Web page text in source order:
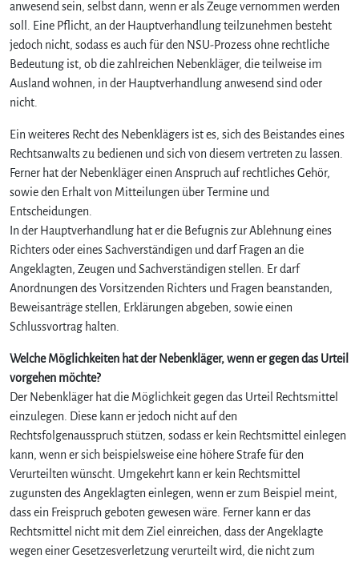
anwesend sein, selbst dann, wenn er als Zeuge vernommen werden
soll. Eine Pflicht, an der Hauptverhandlung teilzunehmen besteht
jedoch nicht, sodass es auch für den NSU-Prozess ohne rechtliche
Bedeutung ist, ob die zahlreichen Nebenkläger, die teilweise im
Ausland wohnen, in der Hauptverhandlung anwesend sind oder
nicht.
Ein weiteres Recht des Nebenklägers ist es, sich des Beistandes eines
Rechtsanwalts zu bedienen und sich von diesem vertreten zu lassen.
Ferner hat der Nebenkläger einen Anspruch auf rechtliches Gehör,
sowie den Erhalt von Mitteilungen über Termine und
Entscheidungen.
In der Hauptverhandlung hat er die Befugnis zur Ablehnung eines
Richters oder eines Sachverständigen und darf Fragen an die
Angeklagten, Zeugen und Sachverständigen stellen. Er darf
Anordnungen des Vorsitzenden Richters und Fragen beanstanden,
Beweisanträge stellen, Erklärungen abgeben, sowie einen
Schlussvortrag halten.
Welche Möglichkeiten hat der Nebenkläger, wenn er gegen das Urteil
vorgehen möchte?
Der Nebenkläger hat die Möglichkeit gegen das Urteil Rechtsmittel
einzulegen. Diese kann er jedoch nicht auf den
Rechtsfolgenausspruch stützen, sodass er kein Rechtsmittel einlegen
kann, wenn er sich beispielsweise eine höhere Strafe für den
Verurteilten wünscht. Umgekehrt kann er kein Rechtsmittel
zugunsten des Angeklagten einlegen, wenn er zum Beispiel meint,
dass ein Freispruch geboten gewesen wäre. Ferner kann er das
Rechtsmittel nicht mit dem Ziel einreichen, dass der Angeklagte
wegen einer Gesetzesverletzung verurteilt wird, die nicht zum